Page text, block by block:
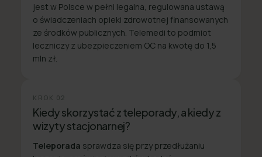
jest w Polsce w pełni legalna, regulowana ustawą
o świadczeniach opieki zdrowotnej finansowanych
ze środków publicznych. Telemedi to podmiot
leczniczy z ubezpieczeniem OC na kwotę do 1,5
mln zł.
KROK 02
Kiedy skorzystać z teleporady, a kiedy z
wizyty stacjonarnej?
Teleporada sprawdza się przy przedłużaniu